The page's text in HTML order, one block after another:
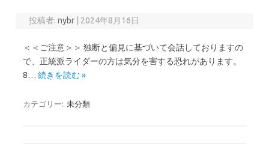
投稿者:nybr 2024年8月16日
＜＜ご注意＞＞ 独断と偏見に基づいて会話しておりますの
で、正統派ライダーの方は気分を害する恐れがあります。
8… 続きを読む »
カテゴリー: 未分類